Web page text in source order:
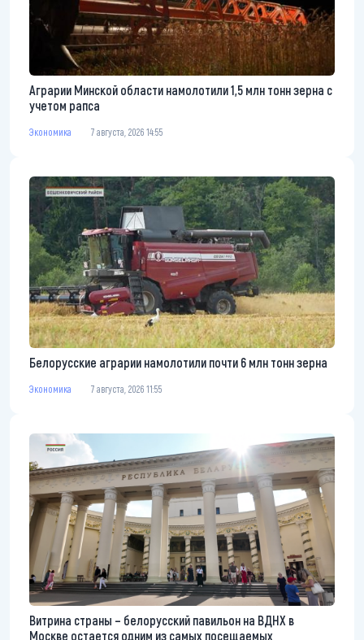
Аграрии Минской области намолотили 1,5 млн тонн зерна с
учетом рапса
Экономика 7 августа, 2026 14:55
Белорусские аграрии намолотили почти 6 млн тонн зерна
Экономика 7 августа, 2026 11:55
Витрина страны – белорусский павильон на ВДНХ в
Москве остается одним из самых посещаемых